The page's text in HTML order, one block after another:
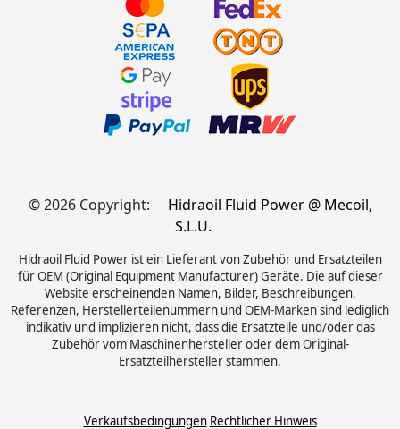
© 2026 Copyright:
Hidraoil Fluid Power @ Mecoil,
S.L.U.
Hidraoil Fluid Power ist ein Lieferant von Zubehör und Ersatzteilen
für OEM (Original Equipment Manufacturer) Geräte. Die auf dieser
Website erscheinenden Namen, Bilder, Beschreibungen,
Referenzen, Herstellerteilenummern und OEM-Marken sind lediglich
indikativ und implizieren nicht, dass die Ersatzteile und/oder das
Zubehör vom Maschinenhersteller oder dem Original-
Ersatzteilhersteller stammen.
Verkaufsbedingungen Rechtlicher Hinweis